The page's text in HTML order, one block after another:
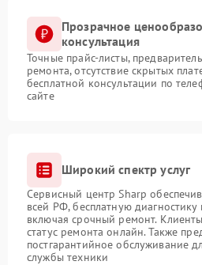
Прозрачное
консультация
Точные прайс-листы,
ремонта, отсутствие скрытых
бесплатной консультации по
сайте
Широкий спектр услуг
Сервисный центр Sharp
всей РФ, бесплатную
включая срочный ремонт.
статус ремонта онлайн. Также
постгарантийное обслуживание
службы техники